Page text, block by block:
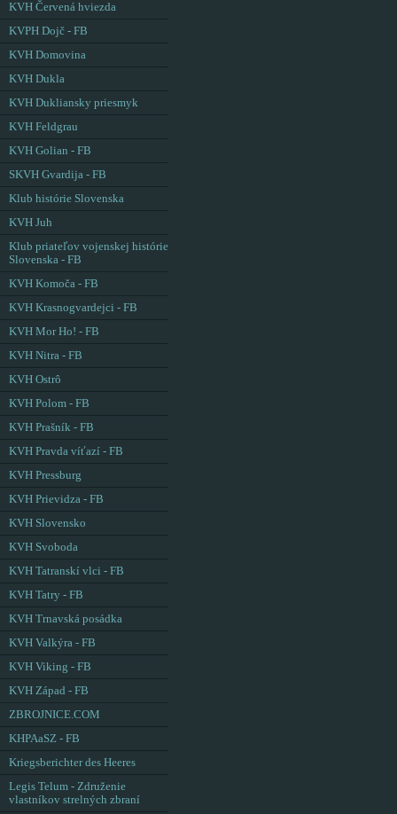
KVH Červená hviezda
KVPH Dojč - FB
KVH Domovina
KVH Dukla
KVH Dukliansky priesmyk
KVH Feldgrau
KVH Golian - FB
SKVH Gvardija - FB
Klub histórie Slovenska
KVH Juh
Klub priateľov vojenskej histórie
Slovenska - FB
KVH Komoča - FB
KVH Krasnogvardejci - FB
KVH Mor Ho! - FB
KVH Nitra - FB
KVH Ostrô
KVH Polom - FB
KVH Prašník - FB
KVH Pravda víťazí - FB
KVH Pressburg
KVH Prievidza - FB
KVH Slovensko
KVH Svoboda
KVH Tatranskí vlci - FB
KVH Tatry - FB
KVH Trnavská posádka
KVH Valkýra - FB
KVH Viking - FB
KVH Západ - FB
ZBROJNICE.COM
KHPAaSZ - FB
Kriegsberichter des Heeres
Legis Telum - Združenie
vlastníkov strelných zbraní